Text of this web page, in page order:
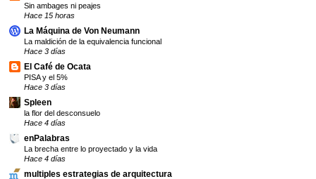
Sin ambages ni peajes
Hace 15 horas
La Máquina de Von Neumann
La maldición de la equivalencia funcional
Hace 3 días
El Café de Ocata
PISA y el 5%
Hace 3 días
Spleen
la flor del desconsuelo
Hace 4 días
enPalabras
La brecha entre lo proyectado y la vida
Hace 4 días
multiples estrategias de arquitectura